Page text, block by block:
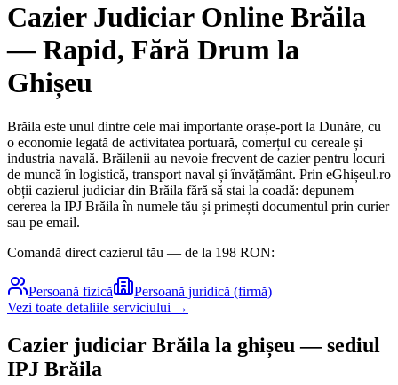
Cazier Judiciar Online Brăila
— Rapid, Fără Drum la
Ghișeu
Brăila este unul dintre cele mai importante orașe-port la Dunăre, cu
o economie legată de activitatea portuară, comerțul cu cereale și
industria navală. Brăilenii au nevoie frecvent de cazier pentru locuri
de muncă în logistică, transport naval și învățământ. Prin eGhișeul.ro
obții cazierul judiciar din Brăila fără să stai la coadă: depunem
cererea la IPJ Brăila în numele tău și primești documentul prin curier
sau pe email.
Comandă direct cazierul tău — de la 198 RON:
Persoană fizică
Persoană juridică (firmă)
Vezi toate detaliile serviciului →
Cazier judiciar Brăila la ghișeu — sediul
IPJ Brăila